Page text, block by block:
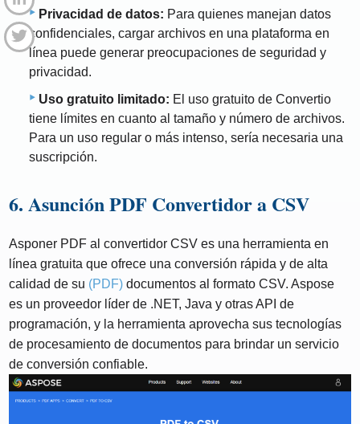
Privacidad de datos: Para quienes manejan datos
confidenciales, cargar archivos en una plataforma en
línea puede generar preocupaciones de seguridad y
privacidad.
Uso gratuito limitado: El uso gratuito de Convertio
tiene límites en cuanto al tamaño y número de archivos.
Para un uso regular o más intenso, sería necesaria una
suscripción.
6. Asunción PDF Convertidor a CSV
Asponer PDF al convertidor CSV es una herramienta en
línea gratuita que ofrece una conversión rápida y de alta
calidad de su (PDF) documentos al formato CSV. Aspose
es un proveedor líder de .NET, Java y otras API de
programación, y la herramienta aprovecha sus tecnologías
de procesamiento de documentos para brindar un servicio
de conversión confiable.